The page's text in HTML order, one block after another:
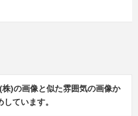
株)の画像と似た雰囲気の画像か
ています。